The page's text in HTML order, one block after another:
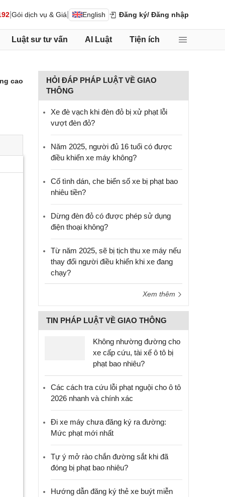
Gói dịch vụ & Giá English Đăng ký/ Đăng nhập
Luật sư tư vấn AI Luật Tiện ích
cao
HỎI ĐÁP PHÁP LUẬT VỀ GIAO
THÔNG
Xe đè vạch khi đèn đỏ bị xử phạt lỗi
vượt đèn đỏ?
Năm 2025, người đủ 16 tuổi có được
điều khiển xe máy không?
Cố tình dán, che biển số xe bị phạt bao
nhiêu tiền?
Dừng đèn đỏ có được phép sử dụng
điện thoại không?
Từ năm 2025, sẽ bị tịch thu xe máy nếu
thay đổi người điều khiển khi xe đang
chạy?
Xem thêm
TIN PHÁP LUẬT VỀ GIAO THÔNG
Không nhường đường cho
xe cấp cứu, tài xế ô tô bị
phạt bao nhiêu?
Các cách tra cứu lỗi phạt nguội cho ô tô
2026 nhanh và chính xác
Đi xe máy chưa đăng ký ra đường:
Mức phạt mới nhất
Tự ý mở rào chắn đường sắt khi đã
đóng bị phạt bao nhiêu?
Hướng dẫn đăng ký thẻ xe buýt miễn